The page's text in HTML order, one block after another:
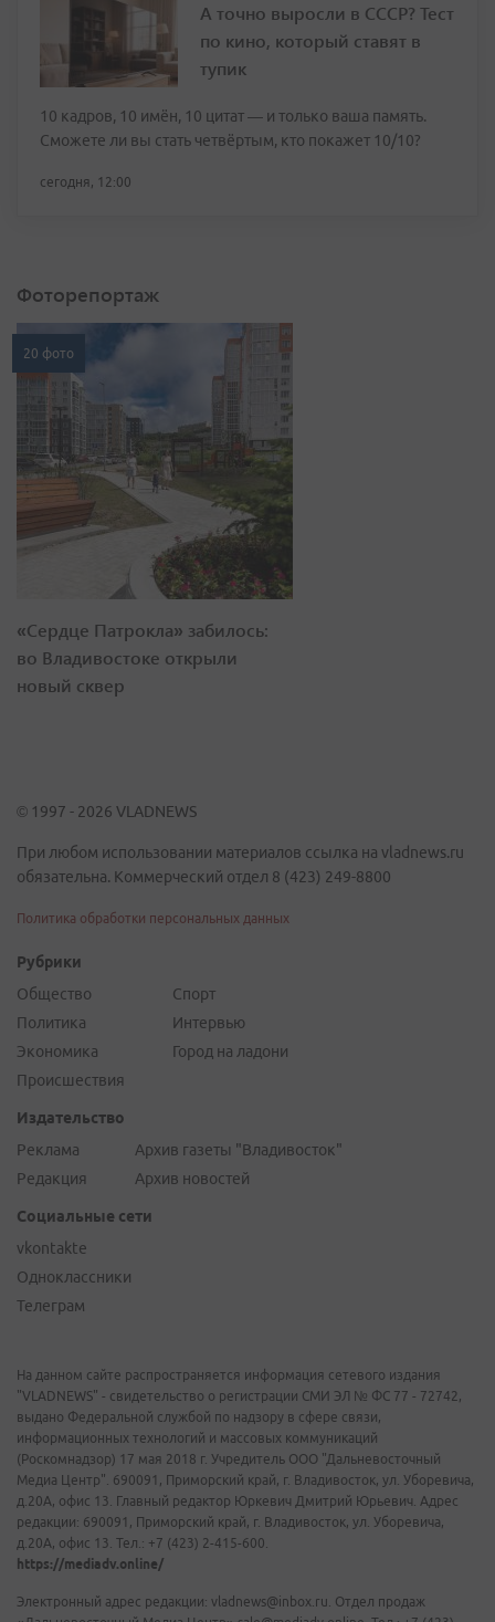
А точно выросли в СССР? Тест
по кино, который ставят в
тупик
10 кадров, 10 имён, 10 цитат — и только ваша память.
Сможете ли вы стать четвёртым, кто покажет 10/10?
сегодня, 12:00
Фоторепортаж
20 фото
«Сердце Патрокла» забилось:
во Владивостоке открыли
новый сквер
© 1997 - 2026 VLADNEWS
При любом использовании материалов ссылка на vladnews.ru
обязательна. Коммерческий отдел 8 (423) 249-8800
Политика обработки персональных данных
Рубрики
Общество
Политика
Экономика
Происшествия
Спорт
Интервью
Город на ладони
Издательство
Реклама
Редакция
Архив газеты "Владивосток"
Архив новостей
Социальные сети
vkontakte
Одноклассники
Телеграм
На данном сайте распространяется информация сетевого издания
"VLADNEWS" - свидетельство о регистрации СМИ ЭЛ № ФС 77 - 72742,
выдано Федеральной службой по надзору в сфере связи,
информационных технологий и массовых коммуникаций
(Роскомнадзор) 17 мая 2018 г. Учредитель ООО "Дальневосточный
Медиа Центр". 690091, Приморский край, г. Владивосток, ул. Уборевича,
д.20А, офис 13. Главный редактор Юркевич Дмитрий Юрьевич. Адрес
редакции: 690091, Приморский край, г. Владивосток, ул. Уборевича,
д.20А, офис 13. Тел.: +7 (423) 2-415-600.
https://mediadv.online/
Электронный адрес редакции: vladnews@inbox.ru. Отдел продаж